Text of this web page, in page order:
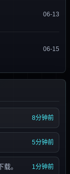
06-13
06-15
8分钟前
5分钟前
。 1分钟前